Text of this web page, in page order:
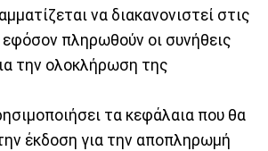
να διακανονιστεί στις
εφόσον πληρωθούν οι συνήθεις
την ολοκλήρωση της
τα κεφάλαια που θα
έκδοση για την αποπληρωμή